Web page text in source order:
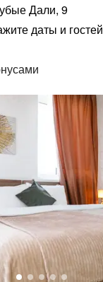
Дали, 9
даты и гостей